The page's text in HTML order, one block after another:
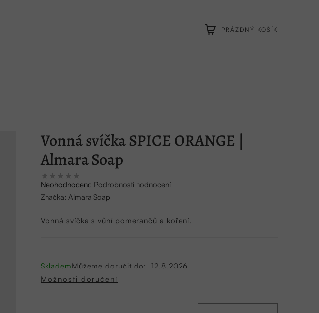
PRÁZDNÝ KOŠÍK
Vonná svíčka SPICE ORANGE |
Almara Soap
Průměrné
hodnocení
produktu
hvězdiček.
Neohodnoceno Podrobnosti hodnocení
Značka: Almara Soap
Vonná svíčka s vůní pomerančů a koření.
SklademMůžeme doručit do:
12.8.2026
Možnosti doručení